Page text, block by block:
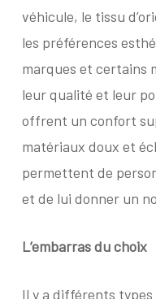
véhicule, le tissu
les préférences
marques et certains
leur qualité et leur
offrent un confort
matériaux doux et
permettent de
et de lui donner un
L’embarras du choix
Il y a différents types